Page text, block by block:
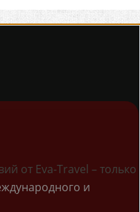
от Eva-Travel – только
и